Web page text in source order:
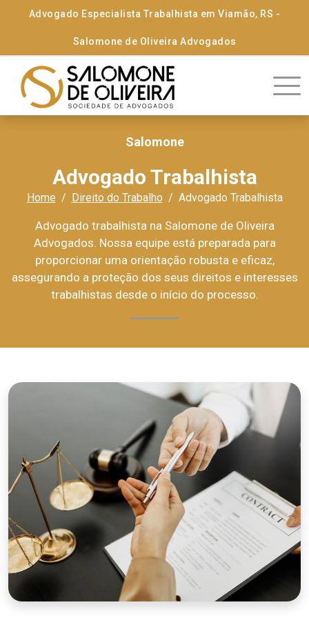
Advogado Especialista Trabalhista em Viamão, RS -
Salomone de Oliveira Advogados
Salomone
Advogado Trabalhista
Home Direito do Trabalho Advogado Trabalhista
Advogado trabalhista na Salomone de Oliveira
Advogados. Nossa equipe está preparada para
proporcionar uma orientação robusta e eficaz,
assegurando a proteção dos seus direitos e interesses
trabalhistas desde o início do processo.